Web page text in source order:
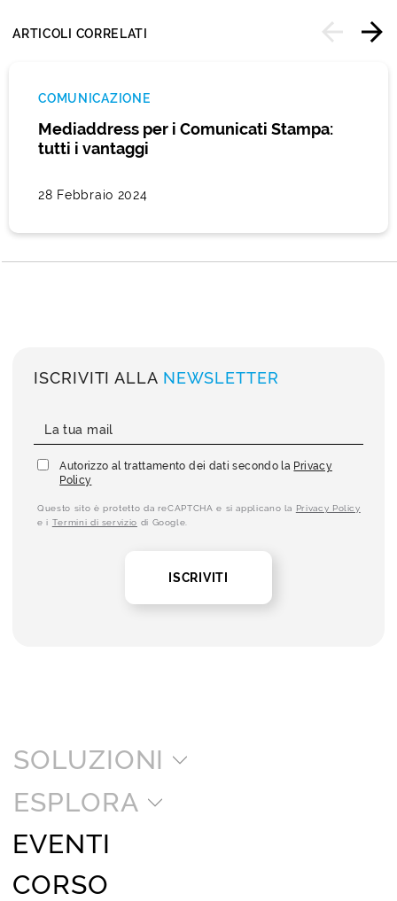
ARTICOLI CORRELATI
COMUNICAZIONE
Mediaddress per i Comunicati Stampa:
tutti i vantaggi
28 Febbraio 2024
ISCRIVITI ALLA NEWSLETTER
Autorizzo al trattamento dei dati secondo la Privacy
Policy
Questo sito è protetto da reCAPTCHA e si applicano la Privacy Policy
e i Termini di servizio di Google.
ISCRIVITI
SOLUZIONI
ESPLORA
EVENTI
CORSO